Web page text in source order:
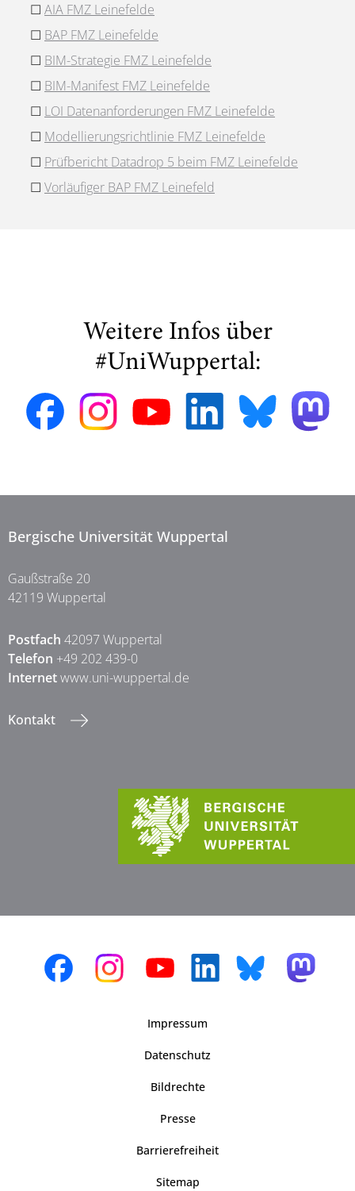
☐ AIA FMZ Leinefelde
☐ BAP FMZ Leinefelde
☐ BIM-Strategie FMZ Leinefelde
☐ BIM-Manifest FMZ Leinefelde
☐ LOI Datenanforderungen FMZ Leinefelde
☐ Modellierungsrichtlinie FMZ Leinefelde
☐ Prüfbericht Datadrop 5 beim FMZ Leinefelde
☐ Vorläufiger BAP FMZ Leinefeld
Weitere Infos über
#UniWuppertal:
Bergische Universität Wuppertal
Gaußstraße 20
42119 Wuppertal
Postfach 42097 Wuppertal
Telefon +49 202 439-0
Internetwww.uni-wuppertal.de
Kontakt
Impressum
Datenschutz
Bildrechte
Presse
Barrierefreiheit
Sitemap